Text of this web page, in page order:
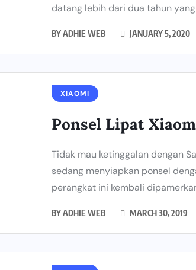
datang lebih dari dua tahun yang
BYADHIE WEB JANUARY 5, 2020
XIAOMI
Ponsel Lipat
Tidak mau ketinggalan dengan
sedang menyiapkan ponsel
perangkat ini kembali
BYADHIE WEB MARCH 30, 2019